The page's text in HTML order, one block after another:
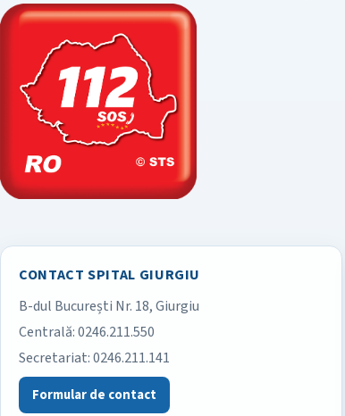
CONTACT SPITAL GIURGIU
Spitalul Județean de Urgență Giurgiu
B-dul București Nr. 18, Giurgiu
Centrală:0246.211.550
Secretariat:0246.211.141
Formular de contact